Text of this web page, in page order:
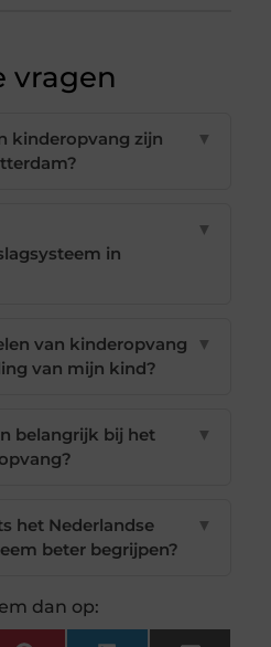
vragen
kinderopvang zijn
▼
in
▼
van kinderopvang
van mijn kind?
▼
belangrijk bij het
▼
het Nederlandse
beter begrijpen?
▼
dan op: